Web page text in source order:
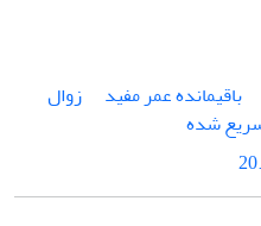
باقیمانده عمر مفید
زوال
شده